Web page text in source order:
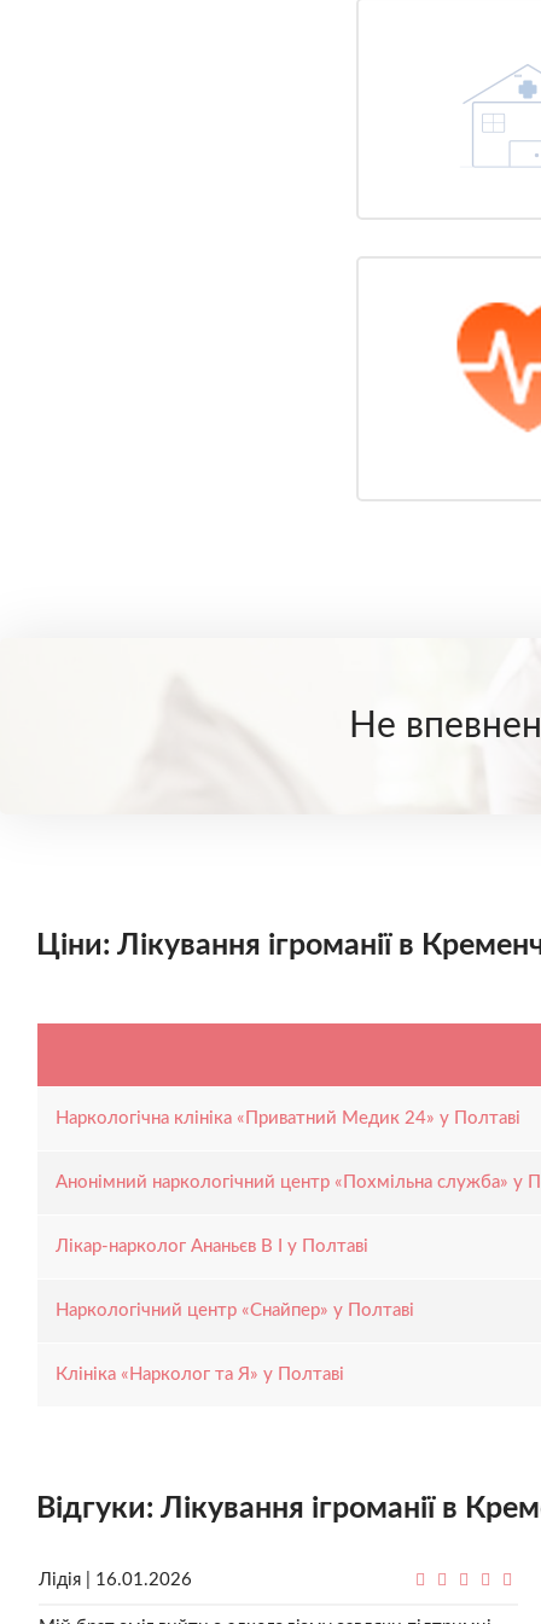
Не
Ціни: Лікування ігроманії в
Наркологічна клініка «Приватний Медик 24» у Полтаві
Анонімний наркологічний центр «Похмільна служба» у
Лікар-нарколог Ананьєв В І у Полтаві
Наркологічний центр «Снайпер» у Полтаві
Клініка «Нарколог та Я» у Полтаві
Відгуки: Лікування ігроманії в
Лідія | 16.01.2026